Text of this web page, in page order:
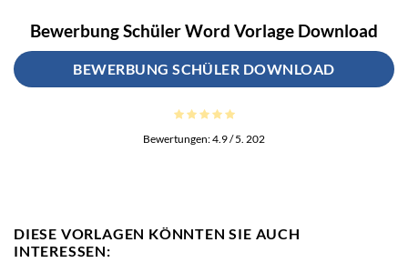
Bewerbung Schüler Word Vorlage Download
BEWERBUNG SCHÜLER DOWNLOAD
Bewertungen:4.9/ 5. 202
DIESE VORLAGEN KÖNNTEN SIE AUCH
INTERESSEN: